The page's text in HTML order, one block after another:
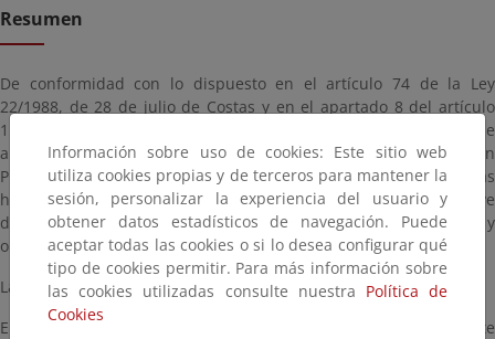
Resumen
De conformidad con lo dispuesto en el artículo 74 de la Ley
22/1988, de 28 de julio de Costas y en el apartado 8 del artículo
152 del Real Decreto 876/2014, de 10 de octubre, por el que se
aprueba el Reglamento de Costas, se somete a Información
Pública el proyecto de referencia por un plazo de veinte (20) días
hábiles, dentro del cual se puede consultar el proyecto que sirve
de base a la solicitud y, en su caso, presentar las alegaciones y
observaciones que se estimen.
La documentación podrá consultarse en esta página.
En el mismo plazo puede ser examinado el expediente, mediante
Información sobre uso de cookies: Este sitio web
utiliza cookies propias y de terceros para mantener la
sesión, personalizar la experiencia del usuario y
obtener datos estadísticos de navegación. Puede
aceptar todas las cookies o si lo desea configurar qué
tipo de cookies permitir. Para más información sobre
las cookies utilizadas consulte nuestra Política de
Cookies